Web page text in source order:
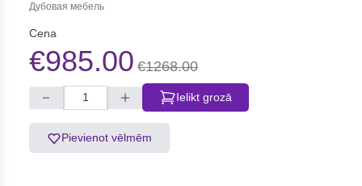
Дубовая мебель
Cena
€985.00 €1268.00
Ielikt grozā
Pievienot vēlmēm